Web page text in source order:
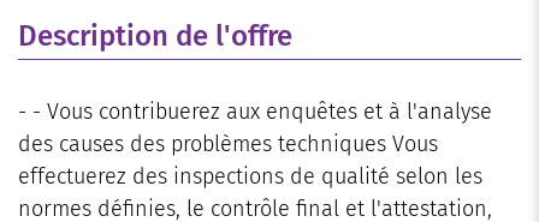
Description de l'offre
- - Vous contribuerez aux enquêtes et à l'analyse
des causes des problèmes techniques Vous
effectuerez des inspections de qualité selon les
normes définies, le contrôle final et l'attestation,